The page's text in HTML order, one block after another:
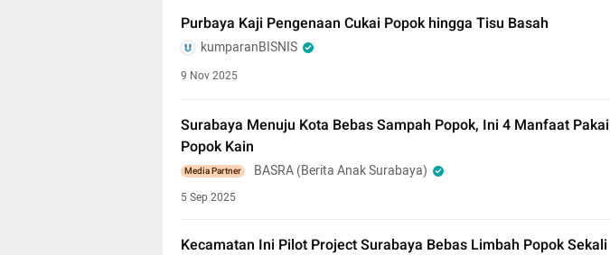
Purbaya Kaji Pengenaan Cukai Popok hingga Tisu Basah
kumparanBISNIS
9 Nov 2025
Surabaya Menuju Kota Bebas Sampah Popok, Ini 4 Manfaat Pakai
Popok Kain
Media Partner BASRA (Berita Anak Surabaya)
5 Sep 2025
Kecamatan Ini Pilot Project Surabaya Bebas Limbah Popok Sekali